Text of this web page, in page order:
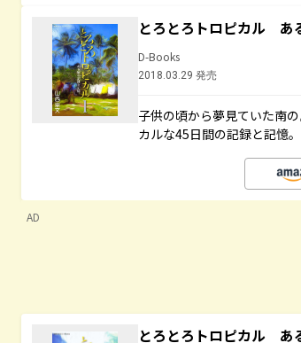
とろとろトロピカル
D-Books
2018.03.29 発売
子供の頃から夢見ていた南
カルな45日間の記録と記憶。
AD
とろとろトロピカル